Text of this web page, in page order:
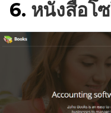
6. หนังสือโ